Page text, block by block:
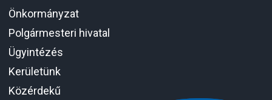
Önkormányzat
Polgármesteri hivatal
Ügyintézés
Kerületünk
Közérdekű